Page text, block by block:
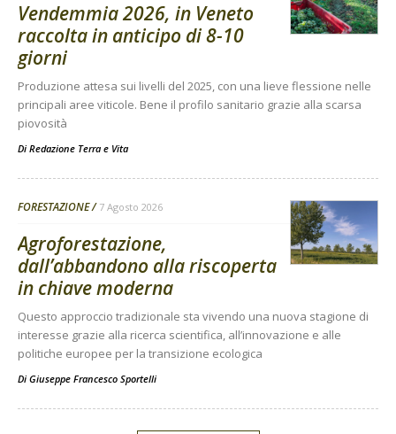
Vendemmia 2026, in Veneto
raccolta in anticipo di 8-10
giorni
Produzione attesa sui livelli del 2025, con una lieve flessione nelle
principali aree viticole. Bene il profilo sanitario grazie alla scarsa
piovosità
Di Redazione Terra e Vita
FORESTAZIONE 7 Agosto 2026
Agroforestazione,
dall’abbandono alla riscoperta
in chiave moderna
Questo approccio tradizionale sta vivendo una nuova stagione di
interesse grazie alla ricerca scientifica, all’innovazione e alle
politiche europee per la transizione ecologica
Di Giuseppe Francesco Sportelli